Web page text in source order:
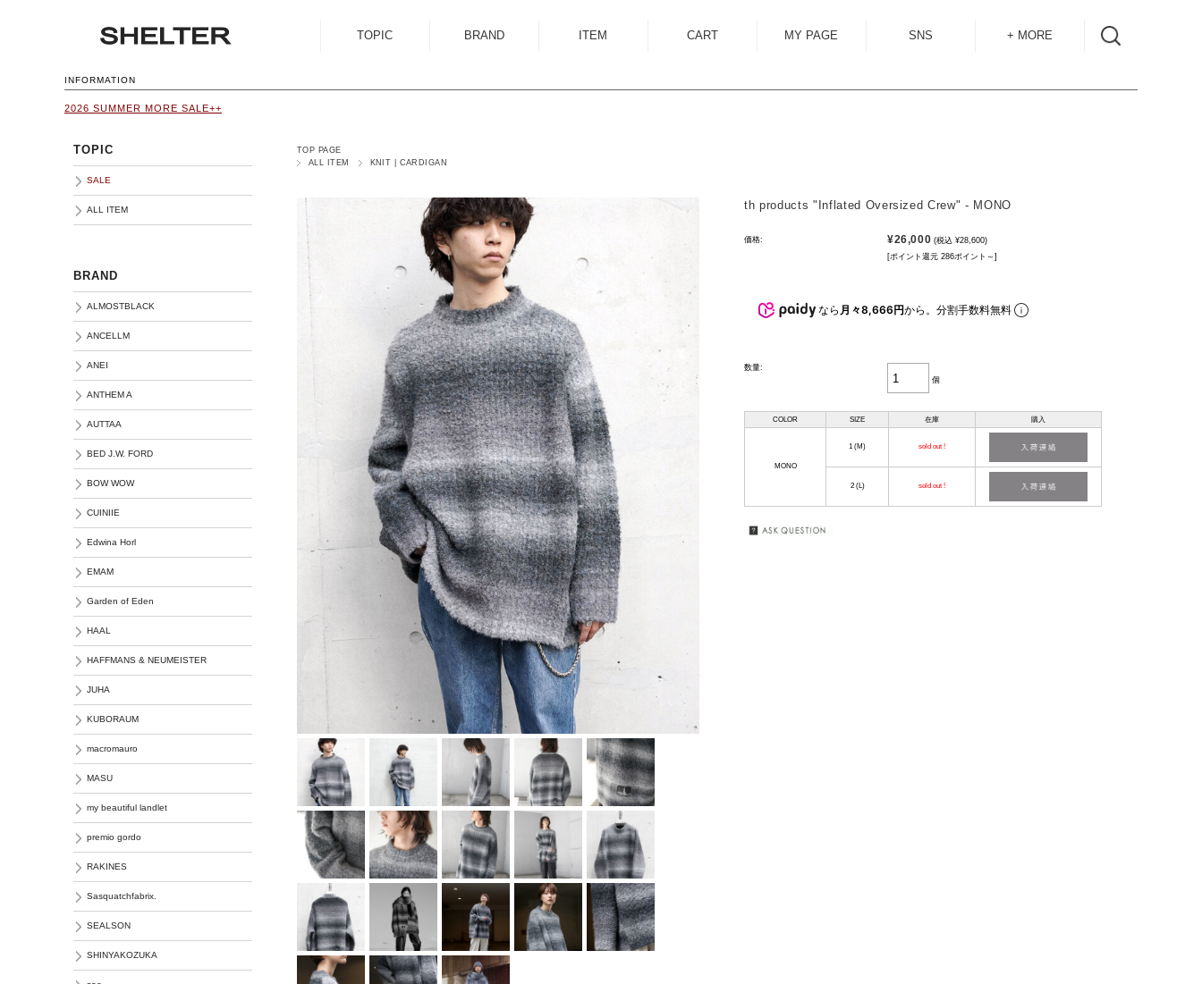
TOPIC BRAND
AUTTAA
BED J.W. FORD
BOW WOW
CUINIIE
Edwina Horl
EMAM
Garden of Eden
HAAL
HAFFMANS &
NEUMEISTER
JUHA
KUBORAUM
macromauro
MASU
my beautiful
landlet
premio gordo
RAKINES
Sasquatchfabrix.
SEALSON
SHINYAKOZUKA
STUDIO
NICHOLSON
THE JEAN
PIERRE
th products
ITEM
ACCESSORY
BAG
SHOES
GIFT
WRAPPING
SALE
CART MY PAGE SNS + MORE
CONTACT
INFORMATION
2026 SUMMER MORE SALE++
TOP PAGE
ALL ITEM
KNIT | CARDIGAN
th products "Inflated Oversized Crew" - MONO
価格: ¥26,000 (税込 ¥28,600)
[ポイント還元 286ポイント～]
なら 月々8,666円から。分割手数料無料
数量:
個
COLOR SIZE 在庫 購入
MONO
1 (M) sold out !
2 (L) sold out !
TOPIC
SALE
ALL ITEM
BRAND
ALMOSTBLACK
ANCELLM
ANEI
ANTHEM A
AUTTAA
BED J.W. FORD
BOW WOW
CUINIIE
Edwina Horl
EMAM
Garden of Eden
HAAL
HAFFMANS & NEUMEISTER
JUHA
KUBORAUM
macromauro
MASU
my beautiful landlet
premio gordo
RAKINES
Sasquatchfabrix.
SEALSON
SHINYAKOZUKA